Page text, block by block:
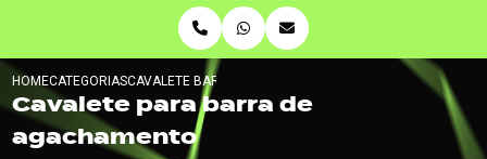
HOMECATEGORIASCAVALETE BARRA AGACHAMENTO
Cavalete para barra de
agachamento